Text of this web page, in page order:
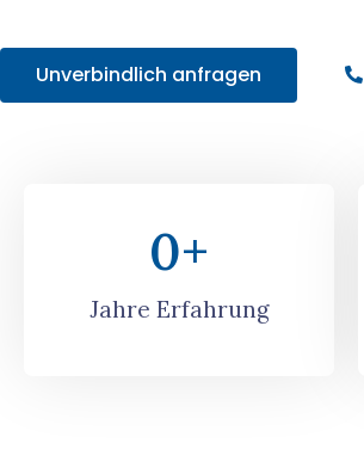
Unverbindlich anfragen
Jahre Erfahrung
0+